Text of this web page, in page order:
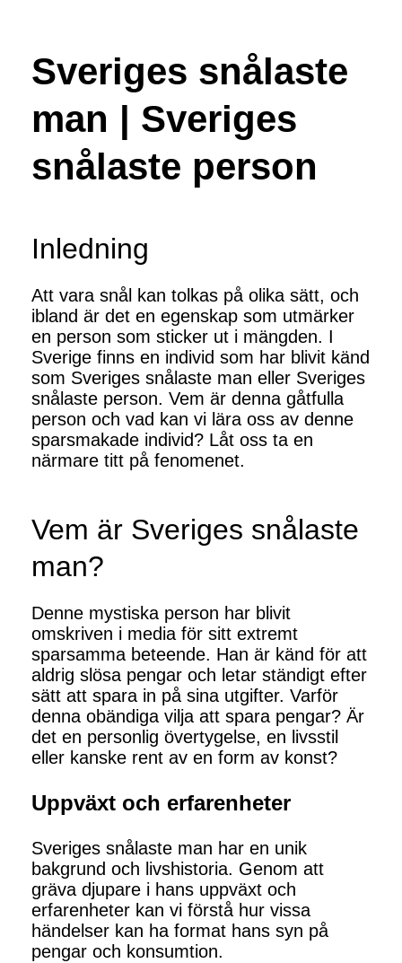
Sveriges snålaste
man | Sveriges
snålaste person
Inledning
Att vara snål kan tolkas på olika sätt, och
ibland är det en egenskap som utmärker
en person som sticker ut i mängden. I
Sverige finns en individ som har blivit känd
som Sveriges snålaste man eller Sveriges
snålaste person. Vem är denna gåtfulla
person och vad kan vi lära oss av denne
sparsmakade individ? Låt oss ta en
närmare titt på fenomenet.
Vem är Sveriges snålaste
man?
Denne mystiska person har blivit
omskriven i media för sitt extremt
sparsamma beteende. Han är känd för att
aldrig slösa pengar och letar ständigt efter
sätt att spara in på sina utgifter. Varför
denna obändiga vilja att spara pengar? Är
det en personlig övertygelse, en livsstil
eller kanske rent av en form av konst?
Uppväxt och erfarenheter
Sveriges snålaste man har en unik
bakgrund och livshistoria. Genom att
gräva djupare i hans uppväxt och
erfarenheter kan vi förstå hur vissa
händelser kan ha format hans syn på
pengar och konsumtion.